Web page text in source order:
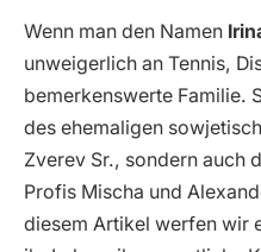
Wenn man den Namen
unweigerlich an Tennis,
bemerkenswerte Familie.
des ehemaligen
Zverev Sr., sondern auch
Profis Mischa und
diesem Artikel werfen wir